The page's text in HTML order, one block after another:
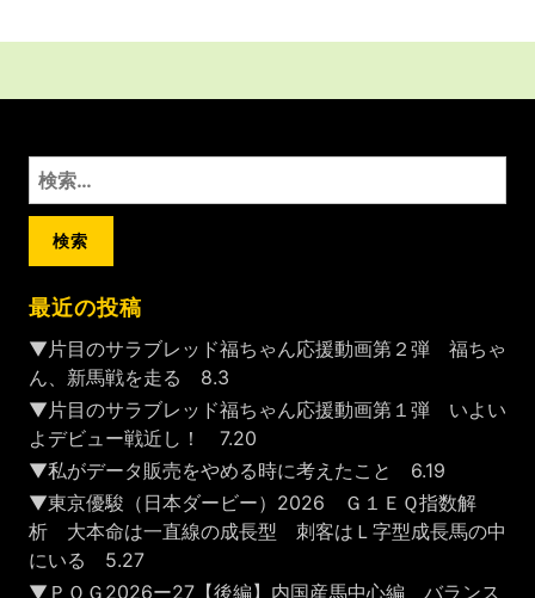
検
索:
最近の投稿
▼片目のサラブレッド福ちゃん応援動画第２弾 福ちゃ
ん、新馬戦を走る 8.3
▼片目のサラブレッド福ちゃん応援動画第１弾 いよい
よデビュー戦近し！ 7.20
▼私がデータ販売をやめる時に考えたこと 6.19
▼東京優駿（日本ダービー）2026 Ｇ１ＥＱ指数解
析 大本命は一直線の成長型 刺客はＬ字型成長馬の中
にいる 5.27
▼ＰＯＧ2026ー27【後編】内国産馬中心編 バランス